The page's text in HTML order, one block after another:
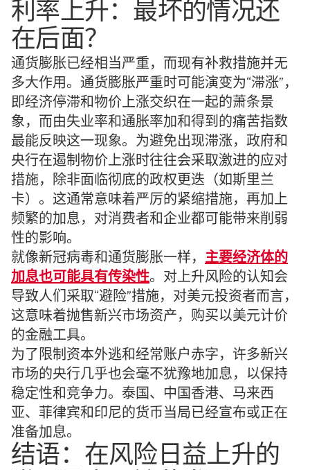
利率上升：最坏的情况还
在后面？
通货膨胀已经相当严重，而现有补救措施并无
多大作用。通货膨胀严重时可能演变为“滞涨”，
即经济停滞和物价上涨交织在一起的萧条景
象，而由失业率和通胀率加和得到的痛苦指数
最能反映这一现象。为避免出现滞涨，政府和
央行在遏制物价上涨时往往会采取激进的应对
措施，除非面临彻底的政权更迭（如斯里兰
卡）。这通常意味着严厉的紧缩措施，再加上
频繁的加息，对消费者和企业都可能带来削弱
性的影响。
就像新冠病毒和通货膨胀一样， 主要经济体的
加息也可能具有传染性。对上升风险的认知会
导致人们采取“避险”措施，对美元投资者而言，
这意味着抛售新兴市场资产，购买以美元计价
的金融工具。
为了限制资本外逃和经常账户赤字，许多新兴
市场的央行几乎也会毫不犹豫地加息，以保持
稳定性和竞争力。泰国、中国香港、马来西
亚、菲律宾和印尼的货币当局已经宣布或正在
准备加息。
结语：在风险日益上升的